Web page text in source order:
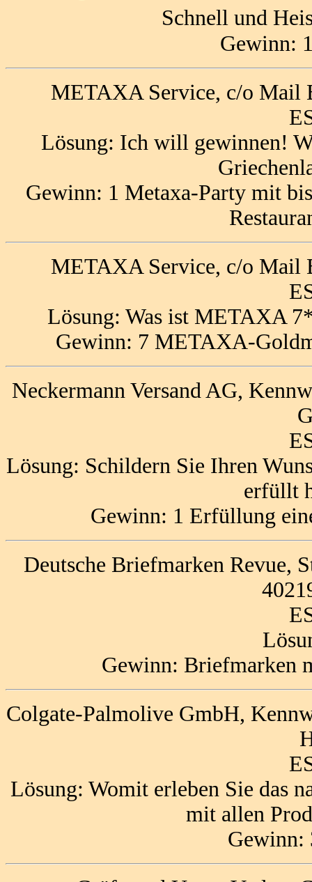
Schnell und
Gewinn:
METAXA Service, c/o Mail
Lösung: Ich will gewinnen!
Gewinn: 1 Metaxa-Party mit
METAXA Service, c/o Mail
Lösung: Was ist METAXA
Gewinn: 7 METAXA-
Neckermann Versand AG,
Lösung: Schildern Sie Ihren
erfüllt
Gewinn: 1 Erfüllung
Deutsche Briefmarken Revue,
Gewinn: Briefmarken
Colgate-Palmolive GmbH,
Lösung: Womit erleben Sie das
mit allen
Gewinn: